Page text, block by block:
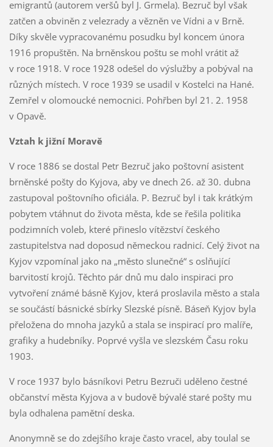
emigrantů (autorem veršů byl J. Grmela). Bezruč byl však
zatčen a obviněn z velezrady a vězněn ve Vídni a v Brně.
Díky skvěle vypracovanému posudku byl koncem února
1916 propuštěn. Na brněnskou poštu se mohl vrátit až
v roce 1918. V roce 1928 odešel do výslužby a pobýval na
různých místech. V roce 1939 se usadil v Kostelci na Hané.
Zemřel v olomoucké nemocnici. Pohřben byl 21. 2. 1958
v Opavě.
Vztah k jižní Moravě
V roce 1886 se dostal Petr Bezruč jako poštovní asistent
brněnské pošty do Kyjova, aby ve dnech 26. až 30. dubna
zastupoval poštovního oficiála. P. Bezruč byl i tak krátkým
pobytem vtáhnut do života města, kde se řešila politika
podzimních voleb, které přineslo vítězství českého
zastupitelstva nad doposud německou radnicí. Celý život na
Kyjov vzpomínal jako na „město slunečné“ s oslňující
barvitostí krojů. Těchto pár dnů mu dalo inspiraci pro
vytvoření známé básně Kyjov, která proslavila město a stala
se součástí básnické sbírky Slezské písně. Báseň Kyjov byla
přeložena do mnoha jazyků a stala se inspirací pro malíře,
grafiky a hudebníky. Poprvé vyšla ve slezském Času roku
1903.
V roce 1937 bylo básníkovi Petru Bezruči uděleno čestné
občanství města Kyjova a v budově bývalé staré pošty mu
byla odhalena pamětní deska.
Anonymně se do zdejšího kraje často vracel, aby toulal se